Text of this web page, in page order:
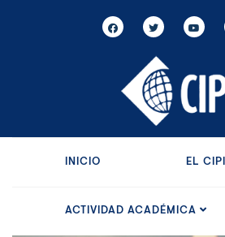
INICIO EL CIPI
ACTIVIDAD ACADÉMICA